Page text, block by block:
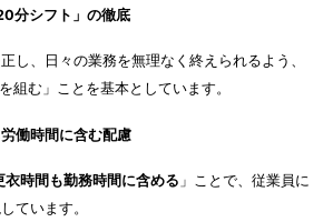
分シフト」の徹底
し、日々の業務を無理なく終えられるよう、
組む」ことを基本としています。
働時間に含む配慮
衣時間も勤務時間に含める 」ことで、従業員に
ています。